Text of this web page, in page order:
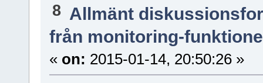
8 Allmänt
från monitoring-
« on: 2015-01-14, 20:50:26 »